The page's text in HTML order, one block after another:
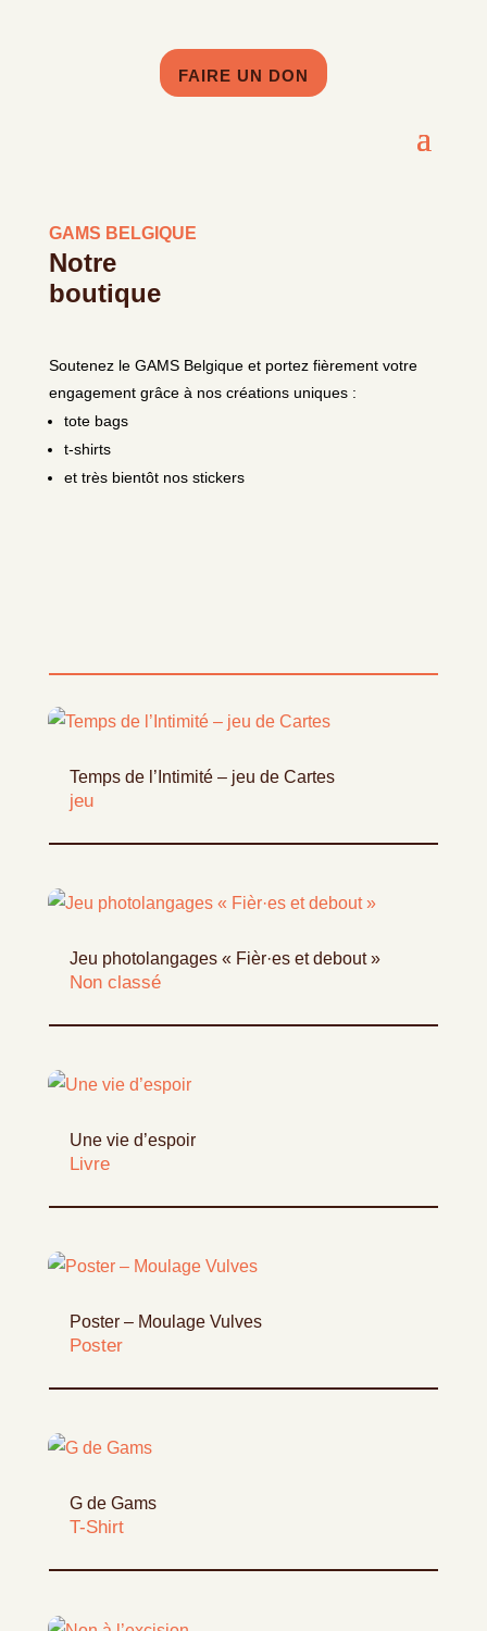
FAIRE UN DON
GAMS BELGIQUE
Notre
boutique
Soutenez le GAMS Belgique et portez fièrement votre
engagement grâce à nos créations uniques :
tote bags
t-shirts
et très bientôt nos stickers
Temps de l’Intimité – jeu de Cartes
jeu
Jeu photolangages « Fièr·es et debout »
Non classé
Une vie d’espoir
Livre
Poster – Moulage Vulves
Poster
G de Gams
T-Shirt